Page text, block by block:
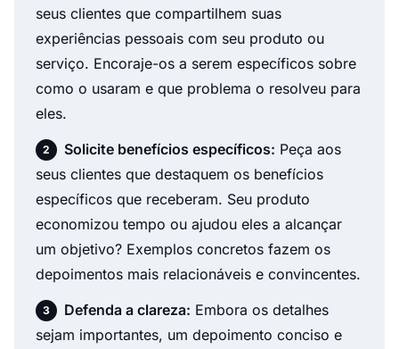
seus clientes que compartilhem suas
experiências pessoais com seu produto ou
serviço. Encoraje-os a serem específicos sobre
como o usaram e que problema o resolveu para
eles.
Solicite benefícios específicos: Peça aos
seus clientes que destaquem os benefícios
específicos que receberam. Seu produto
economizou tempo ou ajudou eles a alcançar
um objetivo? Exemplos concretos fazem os
depoimentos mais relacionáveis e convincentes.
Defenda a clareza: Embora os detalhes
sejam importantes, um depoimento conciso e